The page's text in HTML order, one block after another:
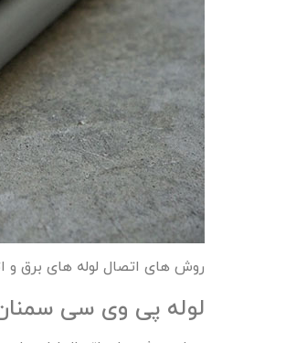
روش‌ های اتصال لوله ‌های برق و
لوله پی وی سی سمنان